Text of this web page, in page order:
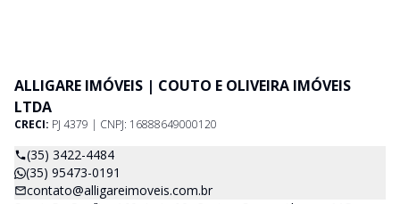
ALLIGARE IMÓVEIS | COUTO E OLIVEIRA IMÓVEIS
LTDA
CRECI: PJ 4379 | CNPJ: 16888649000120
(35) 3422-4484
(35) 95473-0191
contato@alligareimoveis.com.br